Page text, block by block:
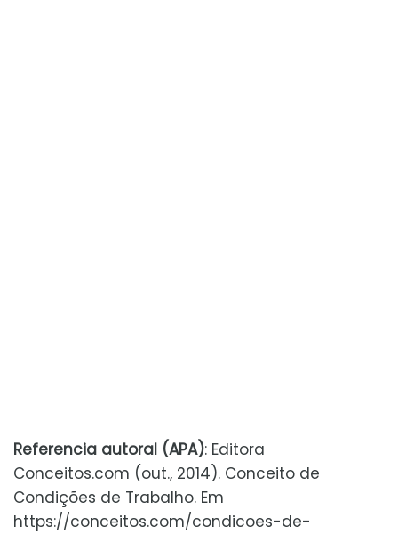
Referencia autoral (APA): Editora
Conceitos.com (out., 2014). Conceito de
Condições de Trabalho. Em
https://conceitos.com/condicoes-de-